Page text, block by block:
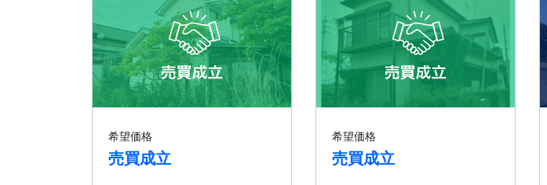
希望価格
売買成立
希望価格
売買成立